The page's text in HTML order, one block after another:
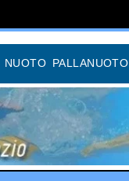
NUOTO PALLANUOTO